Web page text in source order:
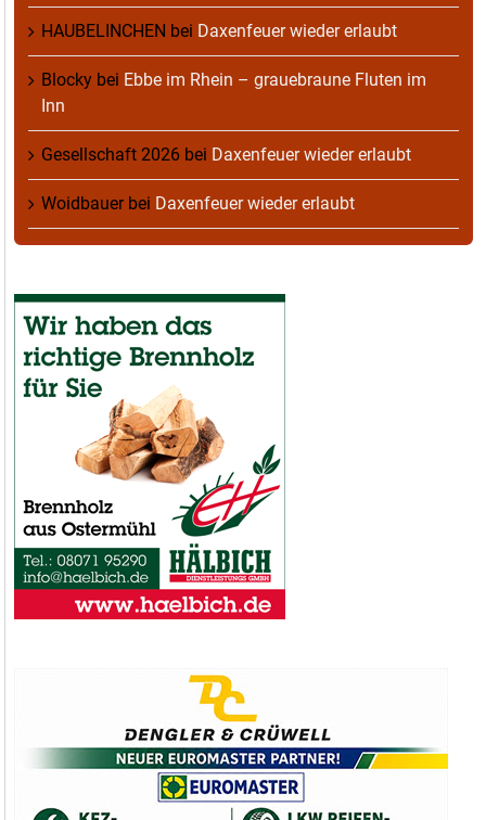
HAUBELINCHEN bei Daxenfeuer wieder erlaubt
Blocky bei Ebbe im Rhein – grauebraune Fluten im
Inn
Gesellschaft 2026 bei Daxenfeuer wieder erlaubt
Woidbauerbei Daxenfeuer wieder erlaubt